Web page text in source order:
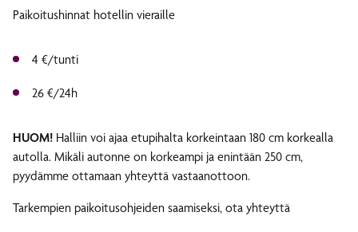
Paikoitushinnat hotellin vieraille
4 €/tunti
26 €/24h
HUOM! Halliin voi ajaa etupihalta korkeintaan 180 cm korkealla
autolla. Mikäli autonne on korkeampi ja enintään 250 cm,
pyydämme ottamaan yhteyttä vastaanottoon.
Tarkempien paikoitusohjeiden saamiseksi, ota yhteyttä